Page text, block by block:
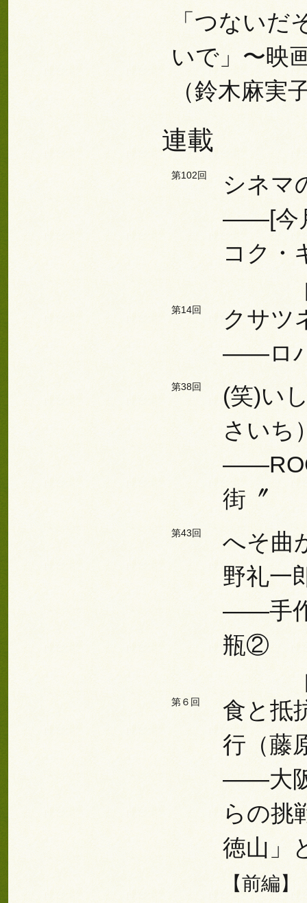
「つないだ
いで」〜映
（鈴木麻実
連載
第102回
シネマ
――[今
コク・
第14回
クサツ
――ロ
第38回
(笑)い
さいち
街〞
第43回
へそ曲
野礼一
――手
瓶②
第６回
食と抵
行（藤
――大
らの
徳山」
【前編】